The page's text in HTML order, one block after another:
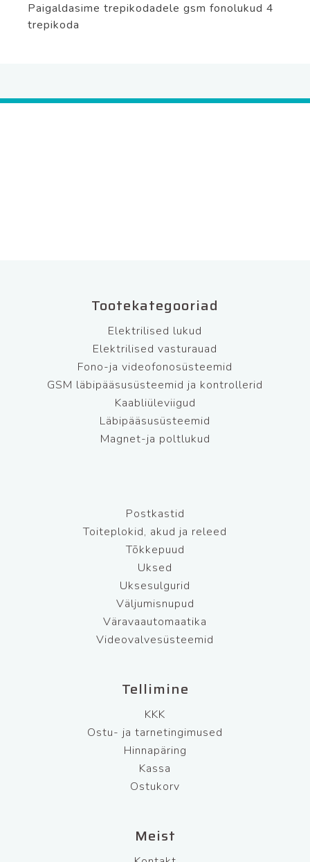
Paigaldasime trepikodadele gsm fonolukud 4
trepikoda
Tootekategooriad
Elektrilised lukud
Elektrilised vasturauad
Fono-ja videofonosüsteemid
GSM läbipääsusüsteemid ja kontrollerid
Kaabliüleviigud
Läbipääsusüsteemid
Magnet-ja poltlukud
Postkastid
Toiteplokid, akud ja releed
Tõkkepuud
Uksed
Uksesulgurid
Väljumisnupud
Väravaautomaatika
Videovalvesüsteemid
Tellimine
KKK
Ostu- ja tarnetingimused
Hinnapäring
Kassa
Ostukorv
Meist